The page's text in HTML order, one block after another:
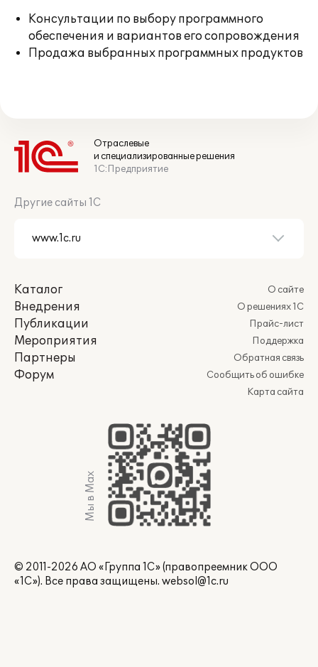
Консультации по выбору программного
обеспечения и вариантов его сопровождения
Продажа выбранных программных продуктов
Отраслевые
и специализированные решения
1С:Предприятие
Другие сайты 1С
Каталог
Внедрения
Публикации
Мероприятия
Партнеры
Форум
О сайте
О решениях 1С
Прайс-лист
Поддержка
Обратная связь
Сообщить об ошибке
Карта сайта
Мы в Max
© 2011-2026 АО «Группа 1С» (правопреемник ООО
«1С»). Все права защищены. websol@1c.ru